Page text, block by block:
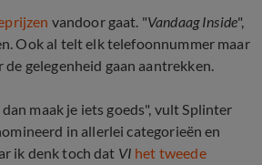
vandoor gaat. "Vandaag Inside",
Ook al telt elk telefoonnummer maar
de gelegenheid gaan aantrekken.
maak je iets goeds", vult Splinter
in allerlei categorieën en
ik denk toch dat VI het tweede